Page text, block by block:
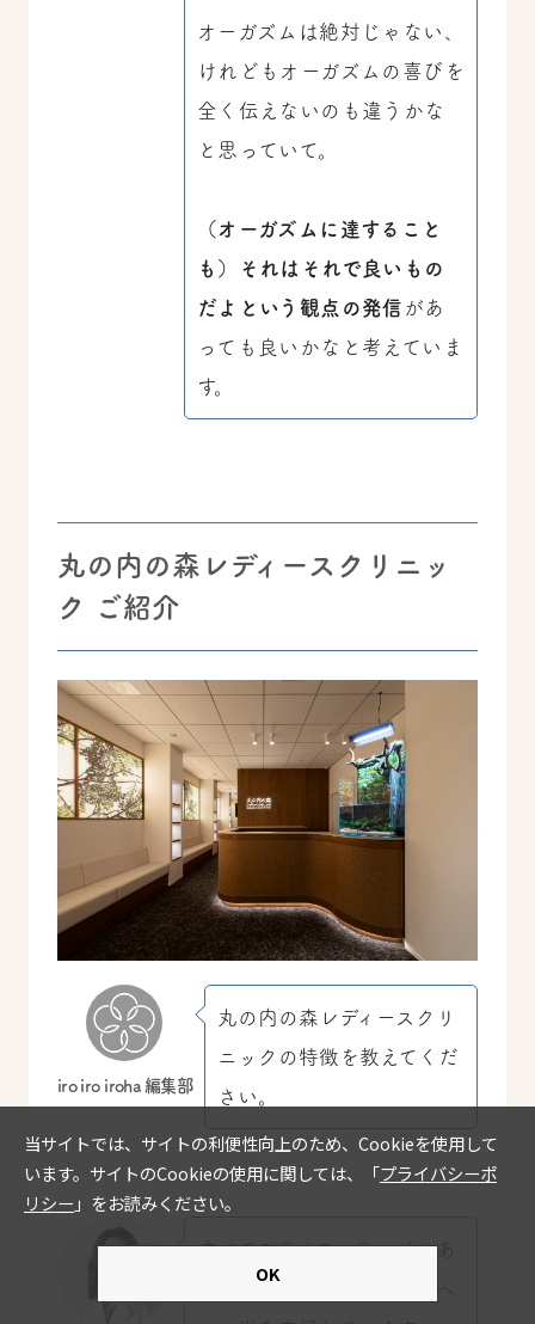
オーガズムは絶対じゃない、
けれどもオーガズムの喜びを
全く伝えないのも違うかな
と思っていて。
（オーガズムに達すること
も）それはそれで良いもの
だよという観点の発信 があ
っても良いかなと考えていま
す。
丸の内の森レディースクリニッ
ク ご紹介
iro iro iroha 編集部
丸の内の森レディースクリ
ニックの特徴を教えてくだ
さい。
すべてのライフステージにあ